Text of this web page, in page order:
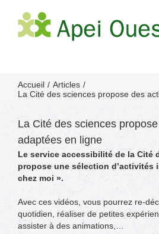
contenu
Accueil
Articles
La Cité des sciences propose des
La Cité des sciences
adaptées en ligne
Le service accessibilité de la Cité
propose une sélection d’activités
chez moi ».
Avec ces vidéos, vous pourrez re-
quotidien, réaliser de petites
assister à des animations,…